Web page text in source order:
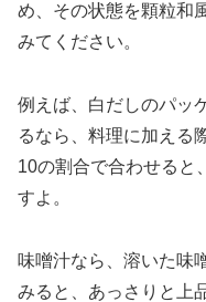
め、その状態を顆粒和
みてください。
例えば、白だしのパッ
るなら、料理に加える
10の割合で合わせると
すよ。
味噌汁なら、溶いた味
みると、あっさりと上